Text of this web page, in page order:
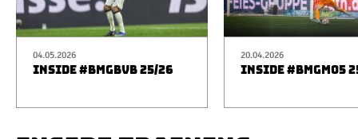
04.05.2026
INSIDE #BMGBVB 25/26
20.04.2026
INSIDE #BMGM05